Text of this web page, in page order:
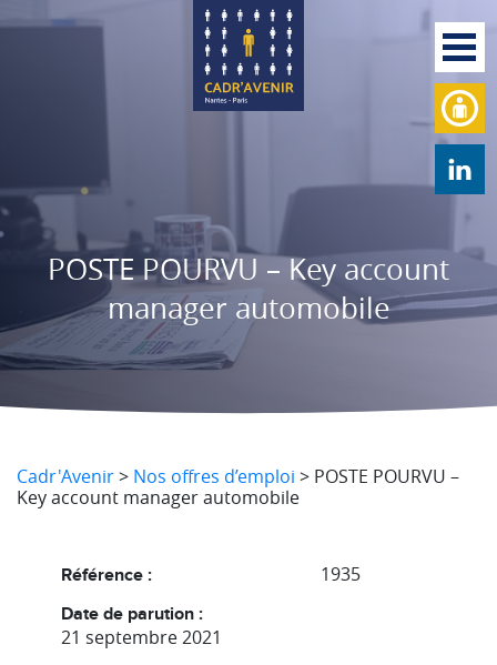
POSTE POURVU – Key account
manager automobile
Cadr'Avenir> Nos offres d’emploi > POSTE POURVU –
Key account manager automobile
Référence : 1935
Date de parution :
21 septembre 2021